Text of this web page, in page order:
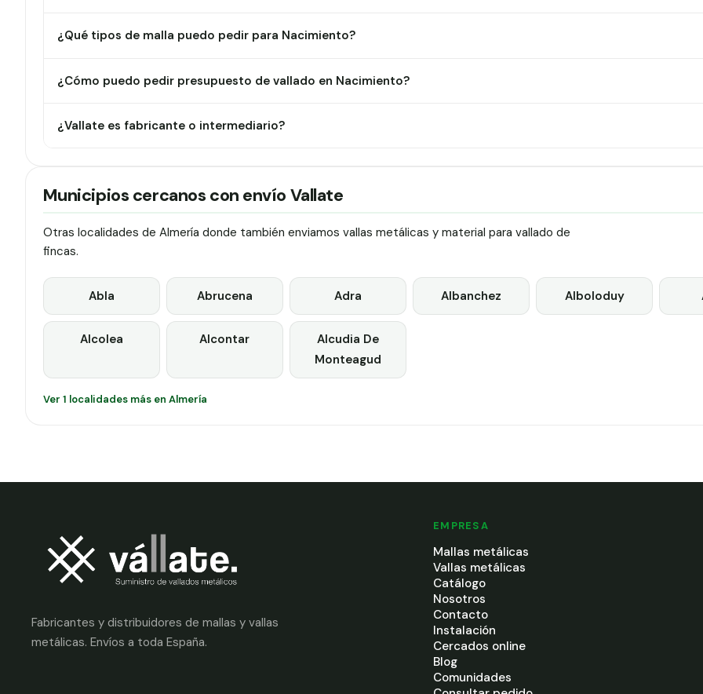
¿Qué tipos de malla puedo pedir para Nacimiento?
¿Cómo puedo pedir presupuesto de vallado en Nacimiento?
¿Vallate es fabricante o intermediario?
Municipios cercanos con envío Vallate
Otras localidades de Almería donde también enviamos vallas metálicas y material para vallado de
fincas.
Abla Abrucena Adra Albanchez Alboloduy
Alcolea Alcontar
Alcudia De
Monteagud
Ver 1 localidades más en Almería
Fabricantes y distribuidores de mallas y vallas
metálicas. Envíos a toda España.
EMPRESA
Mallas metálicas
Vallas metálicas
Catálogo
Nosotros
Contacto
Instalación
Cercados online
Blog
Comunidades